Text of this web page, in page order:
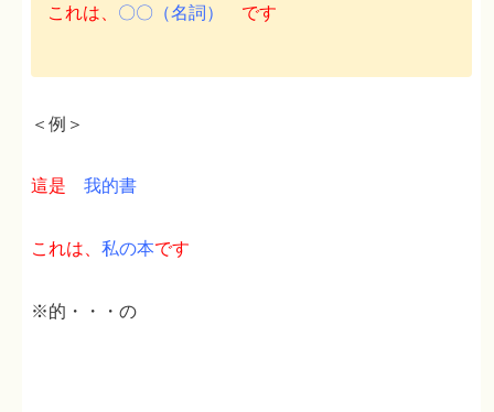
これは、 〇〇（名詞） です
＜例＞
這是 我的書
これは、私の本です
※的・・・の